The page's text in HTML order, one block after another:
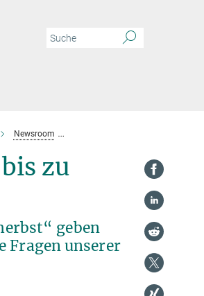
Newsroom
zu
geben
Fragen unserer